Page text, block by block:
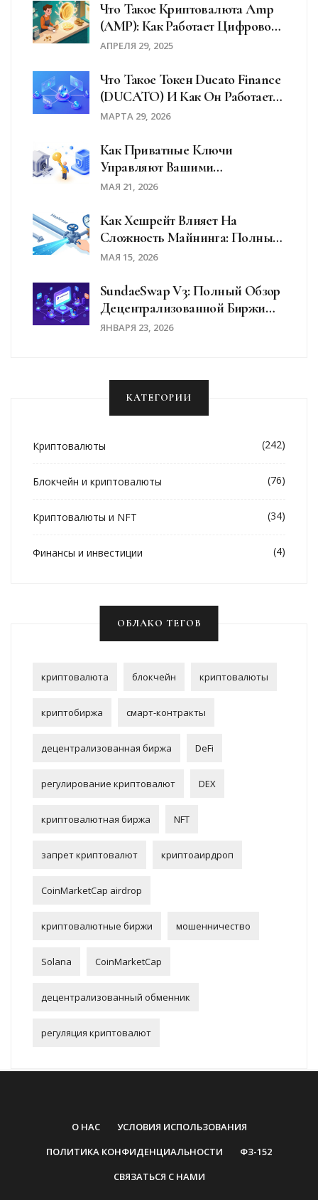
Что Такое Криптовалюта Amp
(AMP): Как Работает Цифровой
Актив Для Обеспечения
АПРЕЛЯ 29, 2025
Что Такое Токен Ducato Finance
(DUCATO) И Как Он Работает В
2026 Году
МАРТА 29, 2026
Как Приватные Ключи
Управляют Вашими
Криптоактивами: Полное
МАЯ 21, 2026
Как Хешрейт Влияет На
Сложность Майнинга: Полный
Разбор Механизма
МАЯ 15, 2026
SundaeSwap V3: Полный Обзор
Децентрализованной Биржи
Для Cardano
ЯНВАРЯ 23, 2026
КАТЕГОРИИ
Криптовалюты (242)
Блокчейн и криптовалюты (76)
Криптовалюты и NFT (34)
Финансы и инвестиции (4)
ОБЛАКО ТЕГОВ
криптовалюта блокчейн криптовалюты
криптобиржа смарт-контракты
децентрализованная биржа DeFi
регулирование криптовалют DEX
криптовалютная биржа NFT
запрет криптовалют криптоаирдроп
CoinMarketCap airdrop
криптовалютные биржи мошенничество
Solana CoinMarketCap
децентрализованный обменник
регуляция криптовалют
О НАС
УСЛОВИЯ ИСПОЛЬЗОВАНИЯ
ПОЛИТИКА КОНФИДЕНЦИАЛЬНОСТИ
ФЗ-152
СВЯЗАТЬСЯ С НАМИ